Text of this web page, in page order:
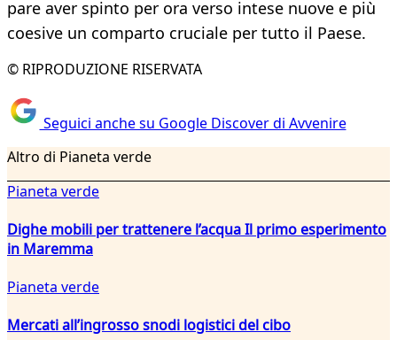
pare aver spinto per ora verso intese nuove e più
coesive un comparto cruciale per tutto il Paese.
© RIPRODUZIONE RISERVATA
Seguici anche su Google Discover di Avvenire
Altro di Pianeta verde
Pianeta verde
Dighe mobili per trattenere l’acqua Il primo esperimento
in Maremma
Pianeta verde
Mercati all’ingrosso snodi logistici del cibo